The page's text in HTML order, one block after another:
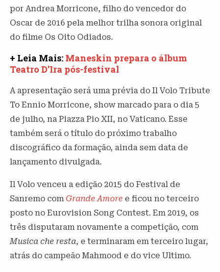
por Andrea Morricone, filho do vencedor do
Oscar de 2016 pela melhor trilha sonora original
do filme Os Oito Odiados.
+ Leia Mais: Maneskin prepara o álbum
Teatro D’Ira pós-festival
A apresentação será uma prévia do Il Volo Tribute
To Ennio Morricone, show marcado para o dia 5
de julho, na Piazza Pio XII, no Vaticano. Esse
também será o título do próximo trabalho
discográfico da formação, ainda sem data de
lançamento divulgada.
Il Volo venceu a edição 2015 do Festival de
Sanremo com Grande Amore e ficou no terceiro
posto no Eurovision Song Contest. Em 2019, os
três disputaram novamente a competição, com
Musica che resta, e terminaram em terceiro lugar,
atrás do campeão Mahmood e do vice Ultimo.